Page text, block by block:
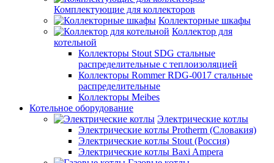
Комплектующие для коллекторов
Коллекторные шкафы
Коллектор для
котельной
Коллекторы Stout SDG стальные
распределительные с теплоизоляцией
Коллекторы Rommer RDG-0017 стальные
распределительные
Коллекторы Meibes
Котельное оборудование
Электрические котлы
Электрические котлы Protherm (Словакия)
Электрические котлы Stout (Россия)
Электрические котлы Baxi Ampera